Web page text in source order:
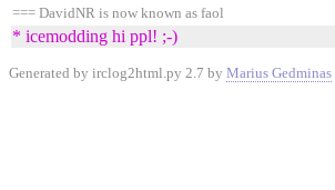
=== DavidNR is now known as faol
* icemodding hi ppl! ;-)
Generated by irclog2html.py 2.7 by Marius Gedminas